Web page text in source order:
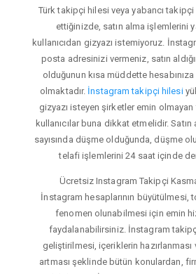
Türk takipçi hilesi veya yabancı
ettiğinizde, satın alma işlemlerini
kullanıcıdan gizyazı istemiyoruz.
posta adresinizi vermeniz, satın
olduğunun kısa müddette
olmaktadır. İnstagram takipçi hilesi
gizyazı isteyen şirketler emin olmayan
kullanıcılar buna dikkat etmelidir. Satın
sayısında düşme olduğunda, düşme
telafi işlemlerini 24 saat içinde
Ücretsiz Instagram Takipçi Kasma
İnstagram hesaplarının büyütülmesi,
fenomen olunabilmesi için emin
faydalanabilirsiniz. İnstagram
geliştirilmesi, içeriklerin hazırlanması
artması şeklinde bütün konulardan,